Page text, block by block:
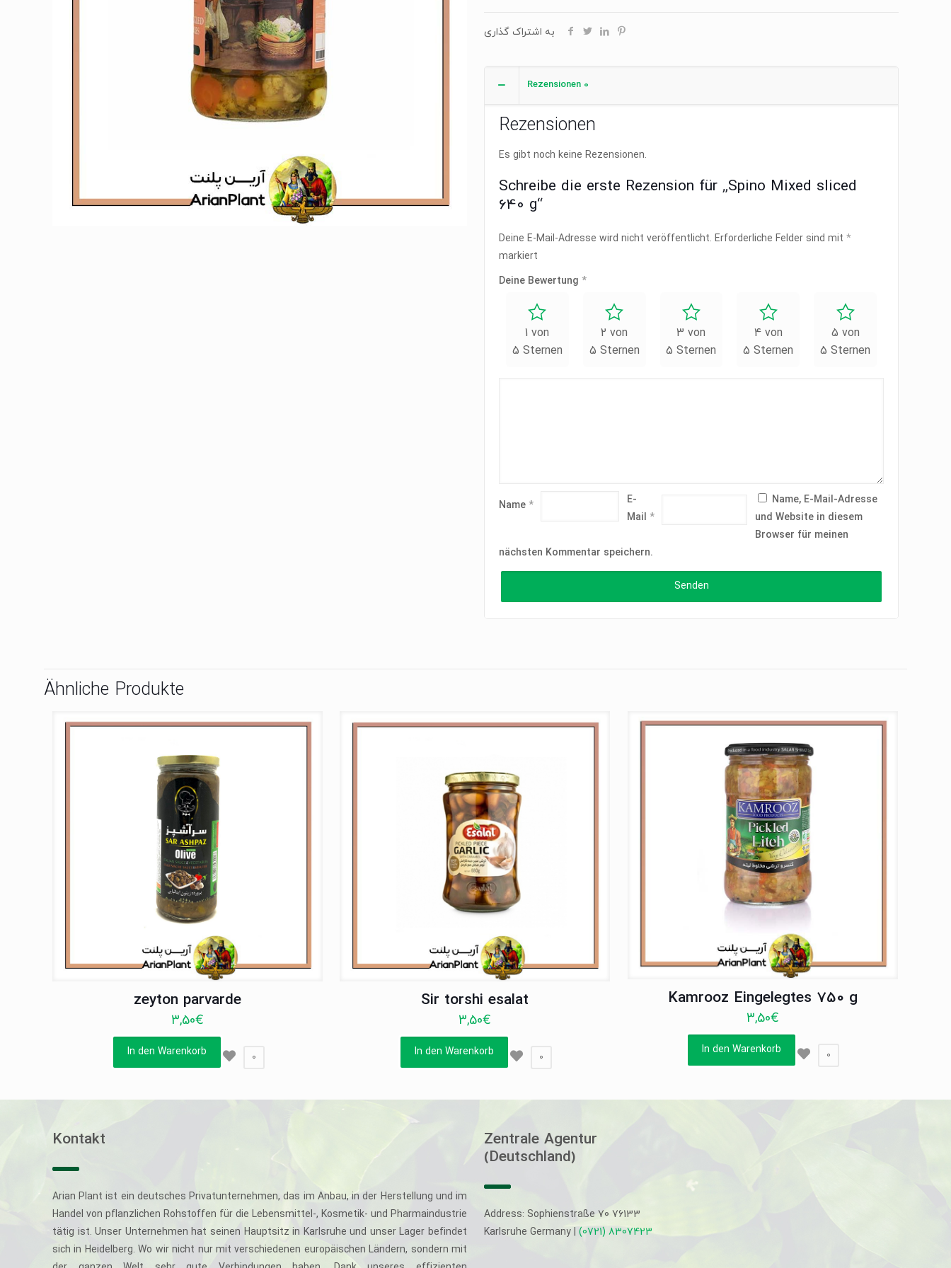
به اشتراک گذاری
Rezensionen 0
Rezensionen
Es gibt noch keine Rezensionen.
Schreibe die erste Rezension für „Spino Mixed sliced
640 g“
Deine E-Mail-Adresse wird nicht veröffentlicht. Erforderliche Felder sind mit *
markiert
Deine Bewertung *
1 von
5 Sternen
2 von
5 Sternen
3 von
5 Sternen
4 von
5 Sternen
5 von
5 Sternen
Name *
E-
Mail*
Name, E-Mail-Adresse
und Website in diesem
Browser für meinen
nächsten Kommentar speichern.
Ähnliche Produkte
zeyton parvarde
3,50€
In den Warenkorb 0
Sir torshi esalat
3,50€
In den Warenkorb 0
Kamrooz Eingelegtes 750 g
3,50€
In den Warenkorb 0
Kontakt
Arian Plant ist ein deutsches Privatunternehmen, das im Anbau, in der Herstellung und im
Handel von pflanzlichen Rohstoffen für die Lebensmittel-, Kosmetik- und Pharmaindustrie
tätig ist. Unser Unternehmen hat seinen Hauptsitz in Karlsruhe und unser Lager befindet
sich in Heidelberg. Wo wir nicht nur mit verschiedenen europäischen Ländern, sondern mit
Zentrale Agentur
(Deutschland)
Address: Sophienstraße 70 76133
Karlsruhe Germany | (0721) 8307423